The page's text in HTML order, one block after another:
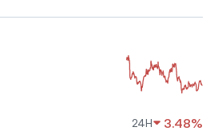
24H 3.48%